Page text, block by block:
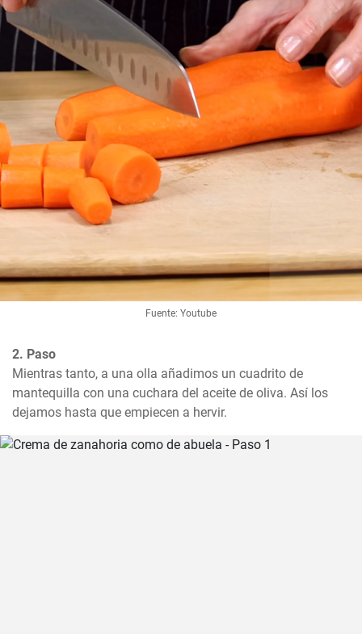
Fuente: Youtube
2. Paso
Mientras tanto, a una olla añadimos un cuadrito de
mantequilla con una cuchara del aceite de oliva. Así los
dejamos hasta que empiecen a hervir.